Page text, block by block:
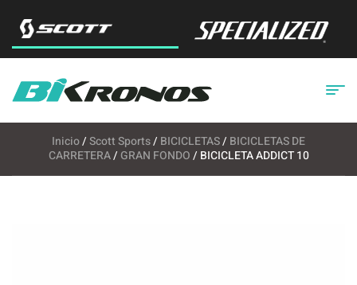
Inicio/Scott Sports/ BICICLETAS/ BICICLETAS DE
CARRETERA/ GRAN FONDO/ BICICLETA ADDICT 10